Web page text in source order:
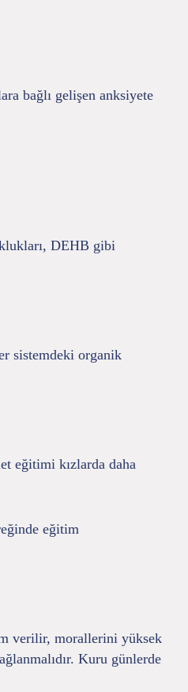
bağlı gelişen anksiyete
DEHB gibi
sistemdeki organik
eğitimi kızlarda daha
eğitim
verilir, morallerini yüksek
Kuru günlerde